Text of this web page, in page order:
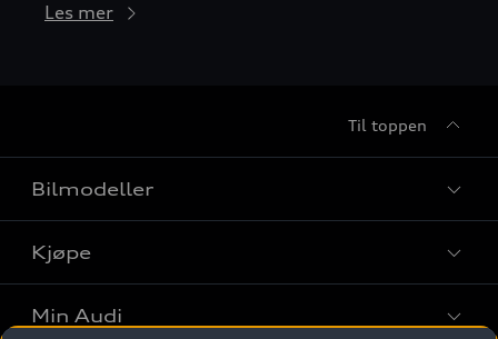
Les mer
Til toppen
Bilmodeller
Finn din Audi
Sammenlign bilmodeller
Kjøpe
Kjøpshjelp
Min Audi